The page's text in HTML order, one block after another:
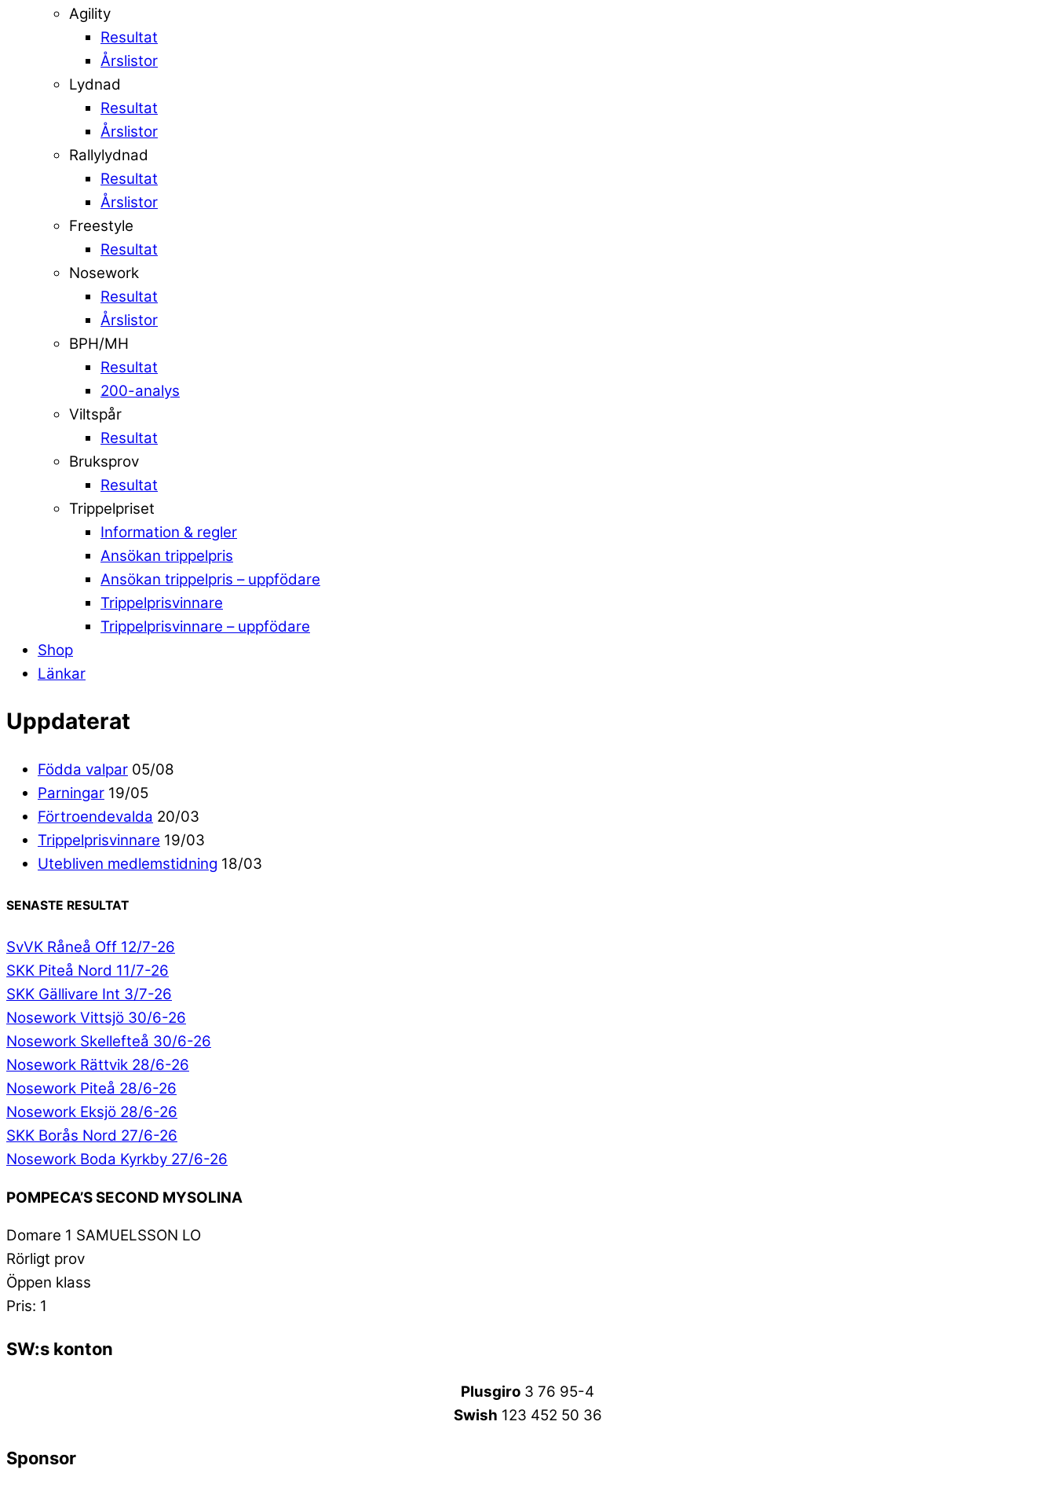
Agility
Resultat
Årslistor
Lydnad
Resultat
Årslistor
Rallylydnad
Resultat
Årslistor
Freestyle
Resultat
Nosework
Resultat
Årslistor
BPH/MH
Resultat
200-analys
Viltspår
Resultat
Bruksprov
Resultat
Trippelpriset
Information & regler
Ansökan trippelpris
Ansökan trippelpris – uppfödare
Trippelprisvinnare
Trippelprisvinnare – uppfödare
Shop
Länkar
Uppdaterat
Födda valpar 05/08
Parningar 19/05
Förtroendevalda 20/03
Trippelprisvinnare 19/03
Utebliven medlemstidning 18/03
SENASTE RESULTAT
SvVK Råneå Off 12/7-26
SKK Piteå Nord 11/7-26
SKK Gällivare Int 3/7-26
Nosework Vittsjö 30/6-26
Nosework Skellefteå 30/6-26
Nosework Rättvik 28/6-26
Nosework Piteå 28/6-26
Nosework Eksjö 28/6-26
SKK Borås Nord 27/6-26
Nosework Boda Kyrkby 27/6-26
POMPECA’S SECOND MYSOLINA
Domare 1 SAMUELSSON LO
Rörligt prov
Öppen klass
Pris: 1
SW:s konton
Plusgiro 3 76 95-4
Swish 123 452 50 36
Sponsor